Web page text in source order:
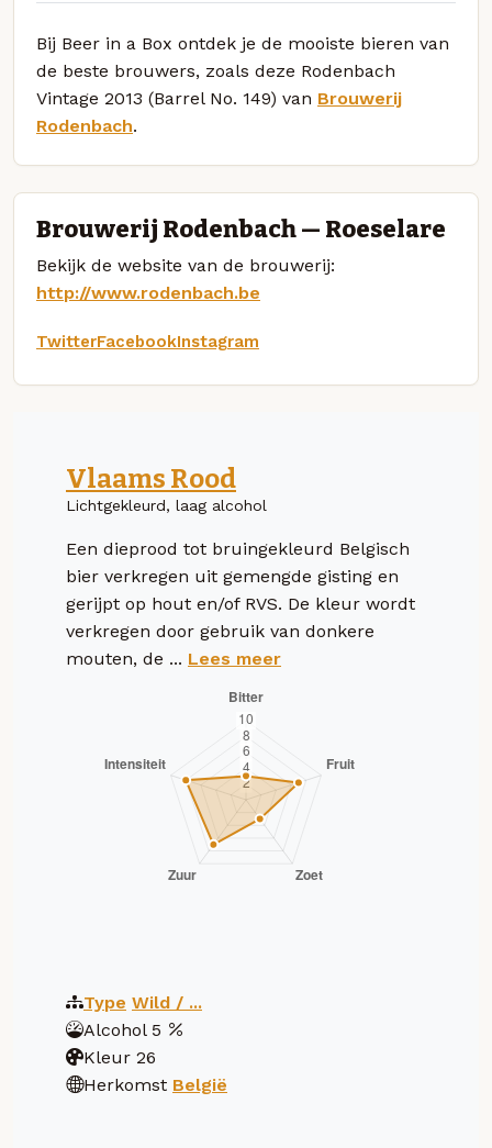
Bij Beer in a Box ontdek je de mooiste bieren van
de beste brouwers, zoals deze Rodenbach
Vintage 2013 (Barrel No. 149) van Brouwerij
Rodenbach.
Brouwerij Rodenbach — Roeselare
Bekijk de website van de brouwerij:
http://www.rodenbach.be
TwitterFacebookInstagram
Vlaams Rood
Lichtgekleurd, laag alcohol
Een dieprood tot bruingekleurd Belgisch
bier verkregen uit gemengde gisting en
gerijpt op hout en/of RVS. De kleur wordt
verkregen door gebruik van donkere
mouten, de ... Lees meer
Type Wild / ...
Alcohol 5
Kleur 26
Herkomst België